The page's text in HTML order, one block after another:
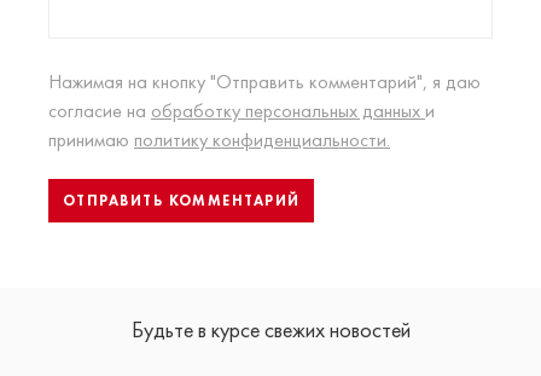
Нажимая на кнопку "Отправить комментарий", я даю
согласие на обработку персональных данных и
принимаю политику конфиденциальности.
Будьте в курсе свежих новостей